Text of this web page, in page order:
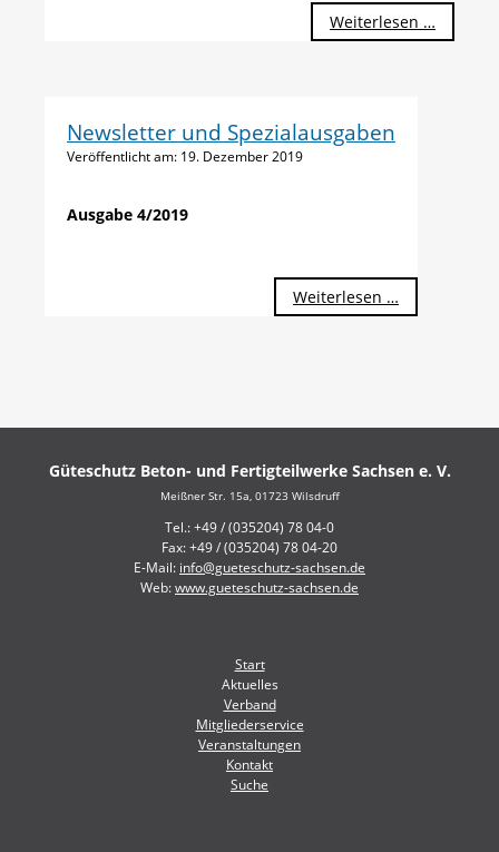
Weiterlesen …
Newsletter und Spezialausgaben
Veröffentlicht am: 19. Dezember 2019
Ausgabe 4/2019
Weiterlesen …
Güteschutz Beton- und Fertigteilwerke Sachsen e. V.
Meißner Str. 15a, 01723 Wilsdruff
Tel.: +49 / (035204) 78 04-0
Fax: +49 / (035204) 78 04-20
E-Mail: info@gueteschutz-sachsen.de
Web:www.gueteschutz-sachsen.de
Navigation
überspringen
Start
Aktuelles
Verband
Mitgliederservice
Veranstaltungen
Kontakt
Suche